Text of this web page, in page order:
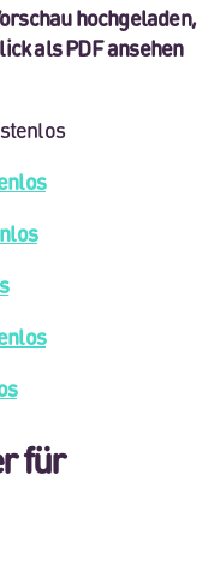
hochgeladen,
als PDF ansehen
für